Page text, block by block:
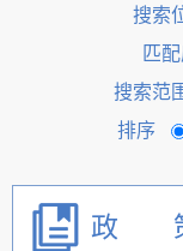
搜索
匹
搜索范
排序
政